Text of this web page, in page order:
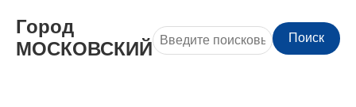
Город
МОСКОВСКИЙ
Поиск